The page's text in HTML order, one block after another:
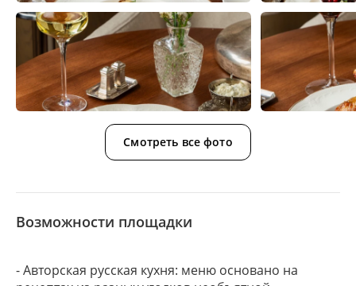
Смотреть все фото
Возможности площадки
- Авторская русская кухня: меню основано на